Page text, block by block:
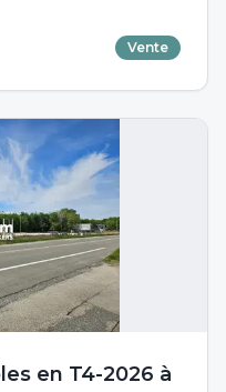
Vente
en T4-2026 à